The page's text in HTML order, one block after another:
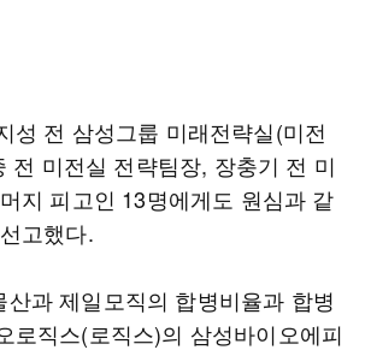
성 전 삼성그룹 미래전략실(미전
전 미전실 전략팀장, 장충기 전 미
지 피고인 13명에게도 원심과 같
고했다.
과 제일모직의 합병비율과 합병
로직스(로직스)의 삼성바이오에피